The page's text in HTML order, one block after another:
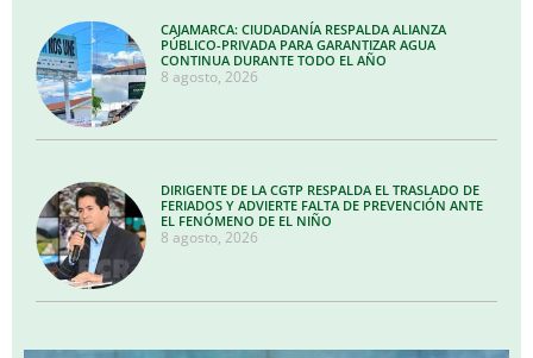
CAJAMARCA: CIUDADANÍA RESPALDA ALIANZA
PÚBLICO-PRIVADA PARA GARANTIZAR AGUA
CONTINUA DURANTE TODO EL AÑO
8 agosto, 2026
DIRIGENTE DE LA CGTP RESPALDA EL TRASLADO DE
FERIADOS Y ADVIERTE FALTA DE PREVENCIÓN ANTE
EL FENÓMENO DE EL NIÑO
8 agosto, 2026